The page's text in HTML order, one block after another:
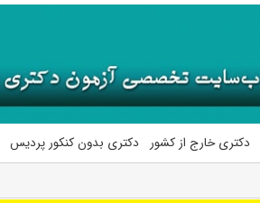
دکتری خارج از کشور دکتری بدون کنکور پردیس